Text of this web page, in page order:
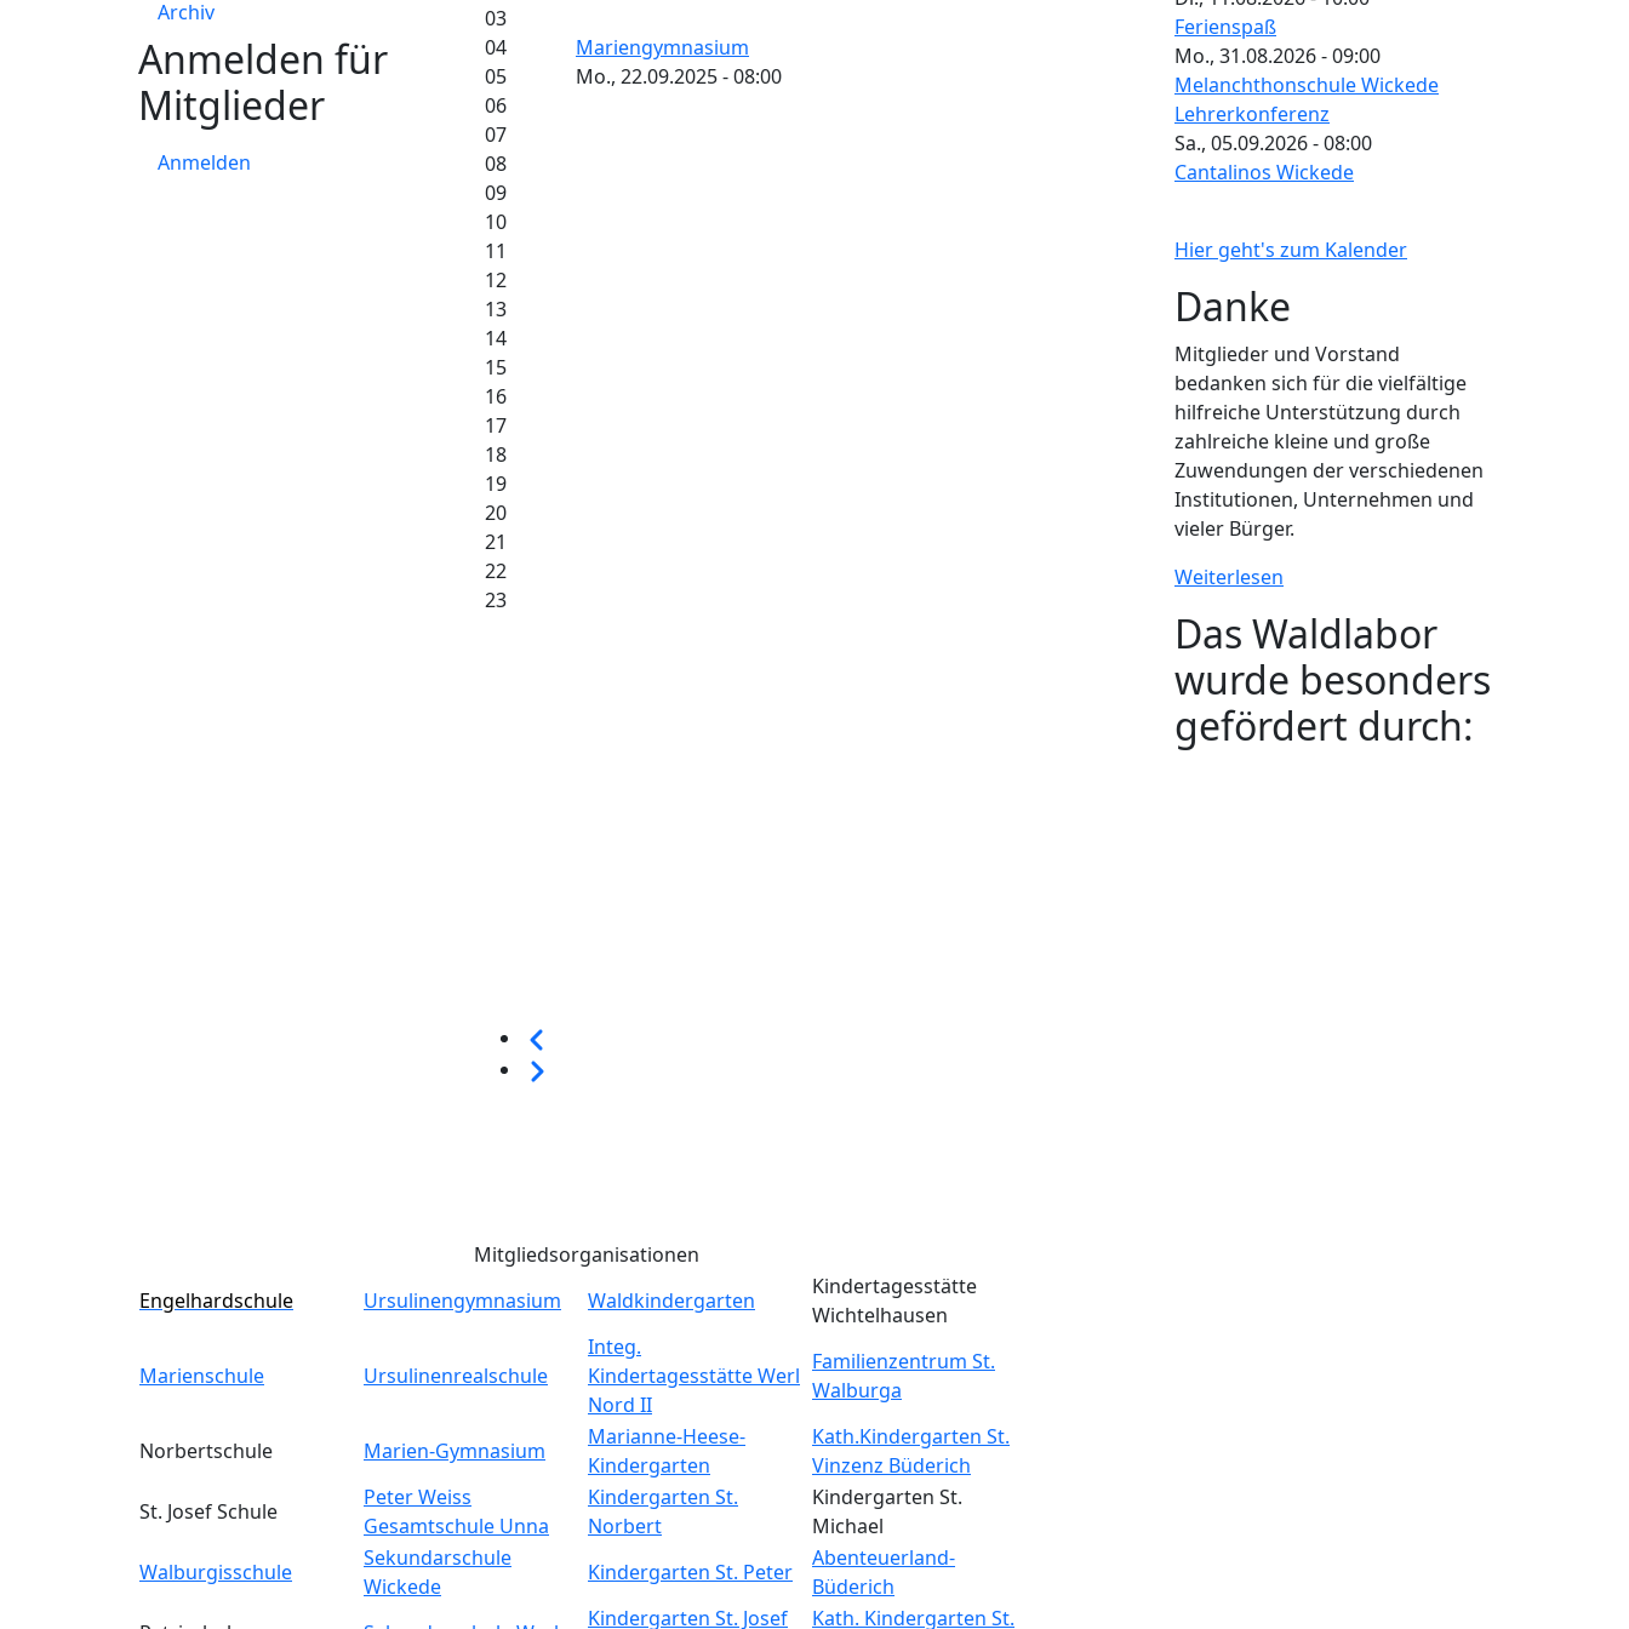
03
04
05
06
07
08
09
10
11
12
13
14
15
16
17
18
19
20
21
22
23
Mariengymnasium
Mo., 22.09.2025 - 08:00
Seitennummerierung
Weiter
Archiv
Anmelden für
Mitglieder
Anmelden
Ferienspaß
Mo., 31.08.2026 - 09:00
Melanchthonschule Wickede
Lehrerkonferenz
Sa., 05.09.2026 - 08:00
Cantalinos Wickede
Hier geht's zum Kalender
Danke
Mitglieder und Vorstand
bedanken sich für die vielfältige
hilfreiche Unterstützung durch
zahlreiche kleine und große
Zuwendungen der verschiedenen
Institutionen, Unternehmen und
vieler Bürger.
Weiterlesen
Das Waldlabor
wurde besonders
gefördert durch:
Mitgliedsorganisationen
Engelhardschule
Ursulinengymnasium Waldkindergarten
Kindertagesstätte
Wichtelhausen
Marienschule Ursulinenrealschule
Integ.
Kindertagesstätte Werl
Nord II
Familienzentrum St.
Walburga
Norbertschule Marien-Gymnasium
Marianne-Heese-
Kindergarten
Kath.Kindergarten St.
Vinzenz Büderich
St. Josef Schule
Peter Weiss
Gesamtschule Unna
Kindergarten St.
Norbert
Kindergarten St.
Michael
Walburgisschule
Sekundarschule
Wickede
Kindergarten St. Peter
Abenteuerland-
Büderich
Kindergarten St. Josef Kath. Kindergarten St.